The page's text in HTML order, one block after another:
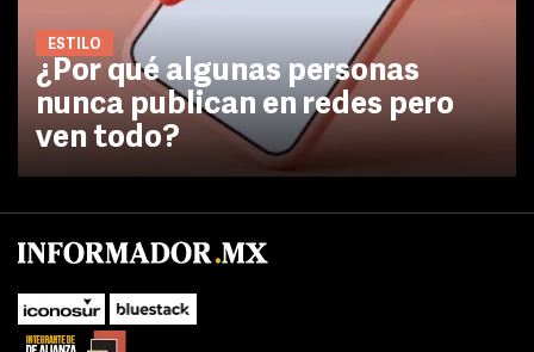
ESTILO
¿Por qué algunas personas
nunca publican en redes pero
ven todo?